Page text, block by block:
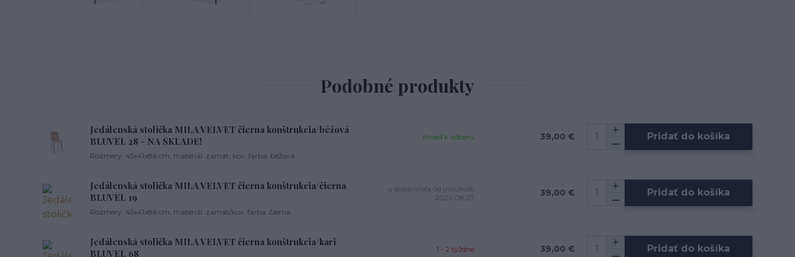
Podobné produkty
Jedálenská stolička MILA VELVET čierna konštrukcia/béžová
BLUVEL 28 - NA SKLADE!
Rozmery: 45x41x86 cm, materiál: zamat, kov, farba: béžová.
39,00 €
Ihneď k odberu Pridať do košíka
Jedálenská stolička MILA VELVET čierna konštrukcia/čierna
BLUVEL 19
Rozmery: 45x41x86 cm, materiál: zamat/kov, farba: čierna.
39,00 €
u dodávateľa od (rok/m/d)
2026.08.27
Pridať do košíka
Jedálenská stolička MILA VELVET čierna konštrukcia/kari
BLUVEL 68
39,00 €
1 - 2 týždne Pridať do košíka